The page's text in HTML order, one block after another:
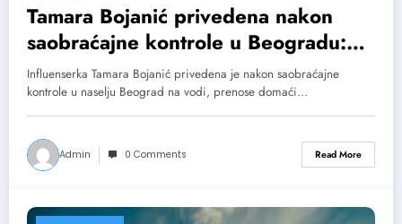
Tamara Bojanić privedena nakon
saobraćajne kontrole u Beogradu:
Policija sprovela dalju proceduru
Influenserka Tamara Bojanić privedena je nakon saobraćajne
kontrole u naselju Beograd na vodi, prenose domaći…
Admin 0 Comments Read More